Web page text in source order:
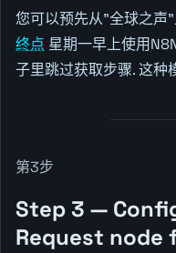
您可以预先从"全球之声
终点 星期一早上使用
子里跳过获取步骤. 这种
第3步
Step 3 —
Request node